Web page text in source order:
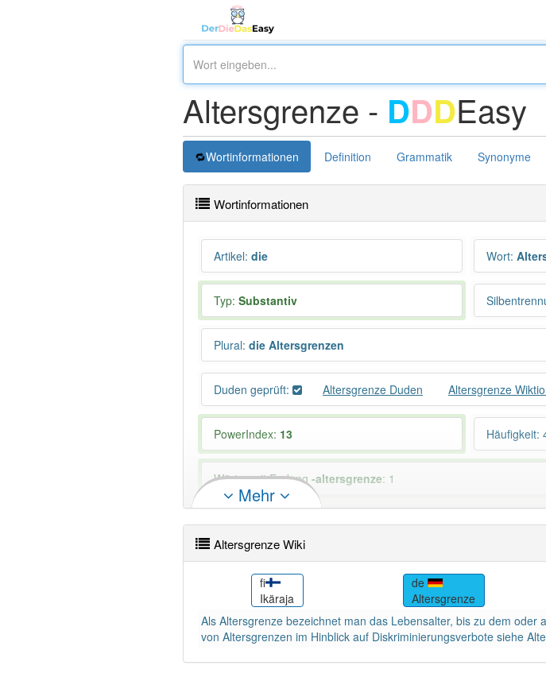
Altersgrenze - DDDEasy
Wortinformationen Definition Grammatik Synonyme
Wortinformationen
Artikel: die Wort:
Typ: Substantiv
Plural: die Altersgrenzen
Duden geprüft: Altersgrenze Duden Altersgrenze
PowerIndex: 13 Häufigkeit:
Wörter mit Endung -altersgrenze: 1
85% unserer Spielapp-Nutzer haben den Artikel korrekt erraten.
Mehr
Altersgrenze Wiki
fi
Ikäraja
de
Altersgrenze
Als Altersgrenze bezeichnet man das Lebensalter, bis zu dem
von Altersgrenzen im Hinblick auf Diskriminierungsverbote siehe